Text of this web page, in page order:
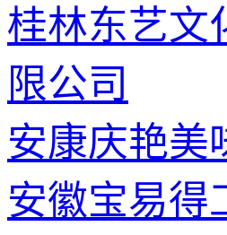
桂林东艺文
限公司
安康庆艳美
安徽宝易得